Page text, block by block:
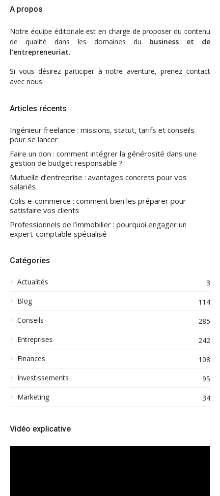
A propos
Notre équipe éditoriale est en charge de proposer du contenu
de qualité dans les domaines du business et de
l’entrepreneuriat.
Si vous désirez participer à notre aventure, prenez contact
avec nous.
Articles récents
Ingénieur freelance : missions, statut, tarifs et conseils
pour se lancer
Faire un don : comment intégrer la générosité dans une
gestion de budget responsable ?
Mutuelle d’entreprise : avantages concrets pour vos
salariés
Colis e-commerce : comment bien les préparer pour
satisfaire vos clients
Professionnels de l’immobilier : pourquoi engager un
expert-comptable spécialisé
Catégories
Actualités
3
Blog
114
Conseils
285
Entreprises
242
Finances
108
Investissements
95
Marketing
34
Vidéo explicative